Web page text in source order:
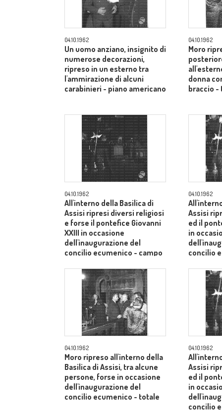
04.10.1962
Un uomo anziano, insignito di
numerose decorazioni,
ripreso in un esterno tra
l'ammirazione di alcuni
carabinieri - piano americano
04.10.1962
Moro
donna
braccio -
04.10.1962
All'interno della Basilica di
Assisi ripresi diversi religiosi
e forse il pontefice Giovanni
XXIII in occasione
dell'inaugurazione del
concilio ecumenico - campo
04.10.1962
Assisi
ed il
in
concilio
04.10.1962
Moro ripreso all'interno della
Basilica di Assisi, tra alcune
persone, forse in occasione
dell'inaugurazione del
concilio ecumenico - totale
04.10.1962
Assisi
ed il
in
concilio